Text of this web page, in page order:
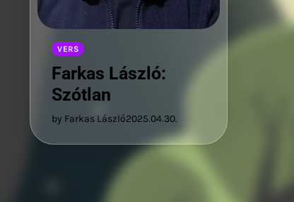
VERS
Farkas László:
Szótlan
by Farkas László2025.04.30.